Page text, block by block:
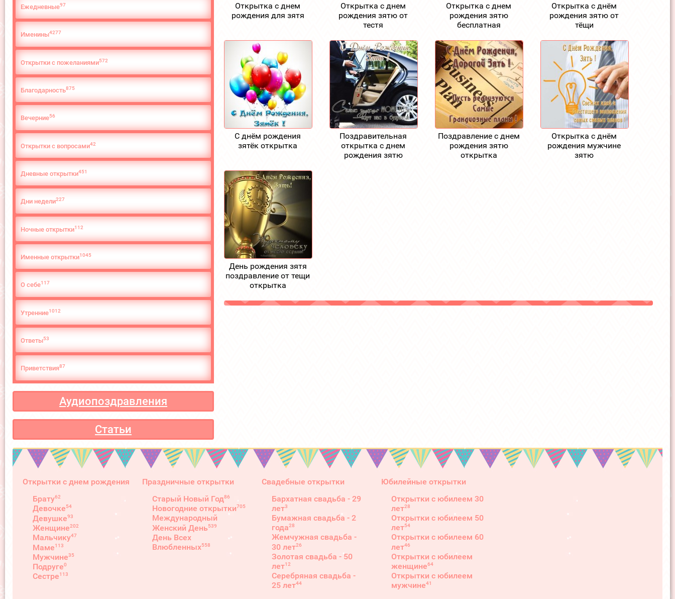
Ежедневные97
Именины4277
Открытки с пожеланиями572
Благодарность875
Вечерние56
Открытки с вопросами42
Дневные открытки451
Дни недели227
Ночные открытки112
Именные открытки1045
О cебе117
Утренние1012
Ответы53
Приветствия87
Аудиопоздравления
Статьи
Открытка с днем
рождения для зятя
Открытка с днем
рождения зятю от
тестя
Открытка с днем
рождения зятю
бесплатная
Открытка с днём
рождения зятю от
тёщи
С днём рождения
зятёк открытка
Поздравительная
открытка с днем
рождения зятю
Поздравление с днем
рождения зятю
открытка
Открытка с днём
рождения мужчине
зятю
День рождения зятя
поздравление от тещи
открытка
Открытки с днем рождения
Брату62
Девочке54
Девушке93
Женщине202
Мальчику47
Маме113
Мужчине35
Подруге0
Сестре113
Праздничные открытки
Старый Новый Год86
Новогодние открытки705
Международный
Женский День539
День Всех
Влюбленных558
Свадебные открытки
Бархатная свадьба - 29
лет3
Бумажная свадьба - 2
года28
Жемчужная свадьба -
30 лет26
Золотая свадьба - 50
лет12
Серебряная свадьба -
25 лет44
Юбилейные открытки
Открытки с юбилеем 30
лет28
Открытки с юбилеем 50
лет54
Открытки с юбилеем 60
лет46
Открытки с юбилеем
женщине64
Открытки с юбилеем
мужчине41